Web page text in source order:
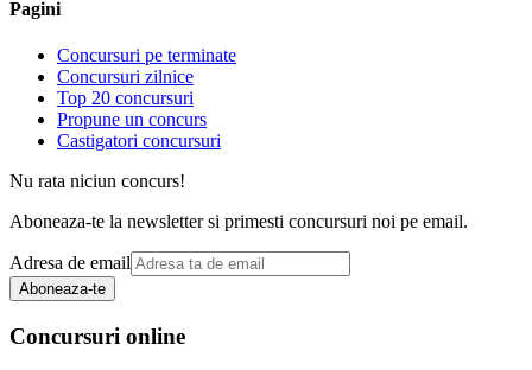
Pagini
Concursuri pe terminate
Concursuri zilnice
Top 20 concursuri
Propune un concurs
Castigatori concursuri
Nu rata niciun concurs!
Aboneaza-te la newsletter si primesti concursuri noi pe email.
Adresa de email
Aboneaza-te
Concursuri online